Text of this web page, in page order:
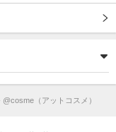
（アットコスメ）